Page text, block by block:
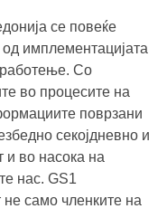
се повеќе
имплементацијата
работење. Со
во процесите на
поврзани
секојдневно и
и во насока на
нас. GS1
само членките на